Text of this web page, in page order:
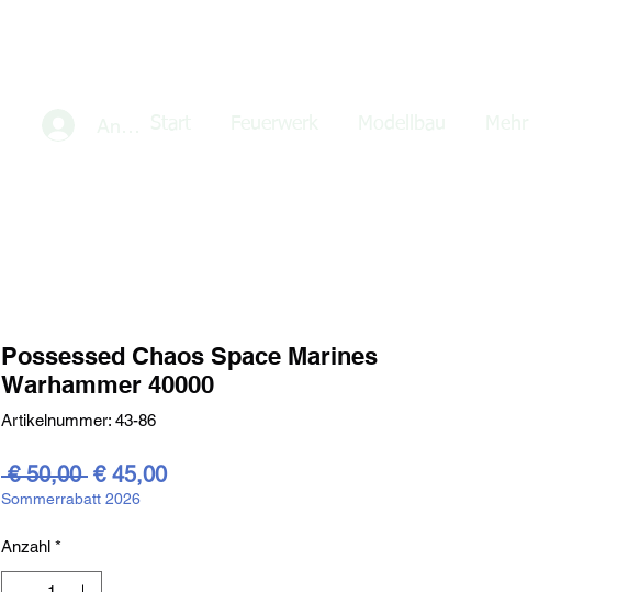
Possessed Chaos Space Marines
Warhammer 40000
Artikelnummer: 43-86
€ 50,00 Standardpreis
€ 45,00Sale-
Sommerrabatt 2026
Anzahl *